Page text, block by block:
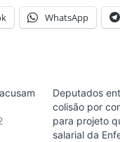
WhatsApp
Deputados
colisão por
para projeto
salarial da